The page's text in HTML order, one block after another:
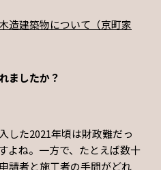
造建築物について（京町家
ましたか？
した2021年頃は財政難だっ
よね。一方で、たとえば数十
請者と施工者の手間がどれ